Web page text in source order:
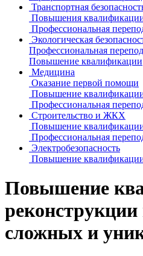
Транспортная
Повышения
Профессиональная
Экологическая
Профессиональная
Повышение квалификации
Медицина
Оказание первой помощи
Повышение
Профессиональная
Строительство и ЖКХ
Повышение
Профессиональная
Электробезопасность
Повышение
Повышение
сложных и